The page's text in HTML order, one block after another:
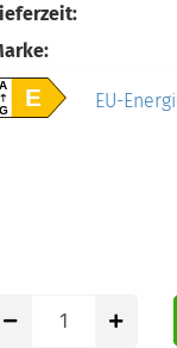
A
GE EU-